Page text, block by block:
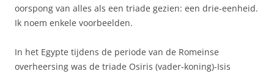
oorspong van alles als een triade gezien: een drie-eenheid.
Ik noem enkele voorbeelden.
In het Egypte tijdens de periode van de Romeinse
overheersing was de triade Osiris (vader-koning)-Isis